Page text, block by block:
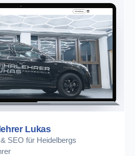
Lukas
SEO für Heidelbergs